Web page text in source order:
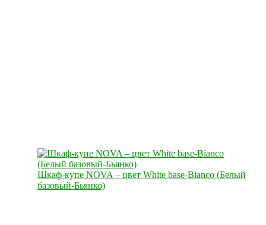
Шкаф-купе NOVA – цвет White base-Bianco (Белый
базовый-Бьянко)